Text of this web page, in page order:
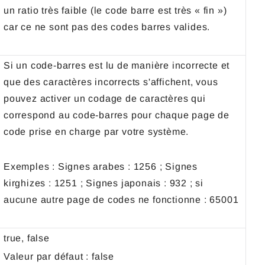
un ratio très faible (le code barre est très « fin »)
car ce ne sont pas des codes barres valides.
Si un code-barres est lu de manière incorrecte et
que des caractères incorrects s'affichent, vous
pouvez activer un codage de caractères qui
correspond au code-barres pour chaque page de
code prise en charge par votre système.
Exemples : Signes arabes : 1256 ; Signes
kirghizes : 1251 ; Signes japonais : 932 ; si
aucune autre page de codes ne fonctionne : 65001
true, false
Valeur par défaut : false